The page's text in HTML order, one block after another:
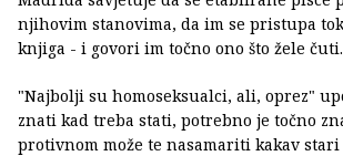
njihovim stanovima, da im se pristupa
knjiga - i govori im točno ono što žele čuti.
"Najbolji su homoseksualci, ali, oprez"
znati kad treba stati, potrebno je točno
protivnom može te nasamariti kakav